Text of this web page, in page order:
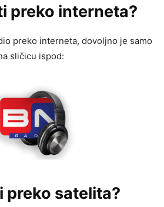
preko interneta?
preko interneta, dovoljno je samo
sličicu ispod:
preko satelita?